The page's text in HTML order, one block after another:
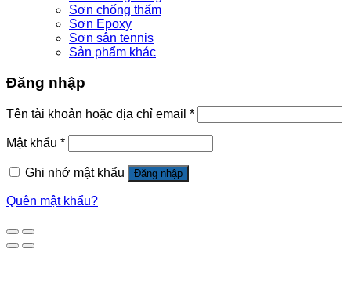
Sơn chống thấm
Sơn Epoxy
Sơn sân tennis
Sản phẩm khác
Đăng nhập
Tên tài khoản hoặc địa chỉ email *
Mật khẩu *
Ghi nhớ mật khẩu Đăng nhập
Quên mật khẩu?